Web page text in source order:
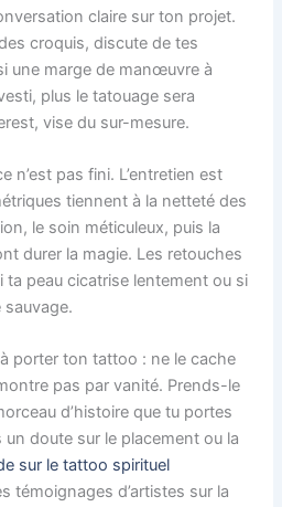
claire sur ton projet.
croquis, discute de tes
une marge de manœuvre à
plus le tatouage sera
vise du sur-mesure.
n’est pas fini. L’entretien est
tiennent à la netteté des
le soin méticuleux, puis la
durer la magie. Les retouches
peau cicatrise lentement ou si
sauvage.
porter ton tattoo : ne le cache
pas par vanité. Prends-le
d’histoire que tu portes
un doute sur le placement ou la
sur le tattoo spirituel
témoignages d’artistes sur la